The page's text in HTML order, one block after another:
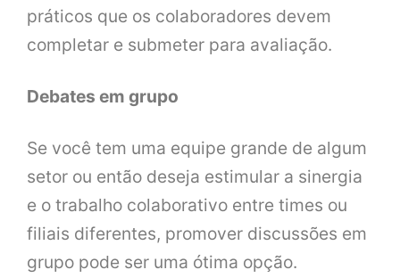
práticos que os colaboradores devem
completar e submeter para avaliação.
Debates em grupo
Se você tem uma equipe grande de algum
setor ou então deseja estimular a sinergia
e o trabalho colaborativo entre times ou
filiais diferentes, promover discussões em
grupo pode ser uma ótima opção.